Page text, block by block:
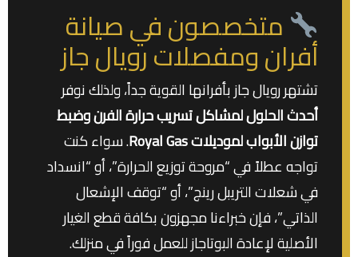
متخصصون في صيانة
أفران ومفصلات رويال جاز
تشتهر رويال جاز بأفرانها القوية جداً، ولذلك نوفر
أحدث الحلول لمشاكل تسريب حرارة الفرن وضبط
توازن الأبواب لموديلات Royal Gas
. سواء كنت
تواجه عطلاً في “مروحة توزيع الحرارة”، أو “انسداد
في شعلات التريبل رينج”، أو “توقف الإشعال
الذاتي”، فإن خبراءنا مجهزون بكافة قطع الغيار
الأصلية لإعادة البوتاجاز للعمل فوراً في منزلك.